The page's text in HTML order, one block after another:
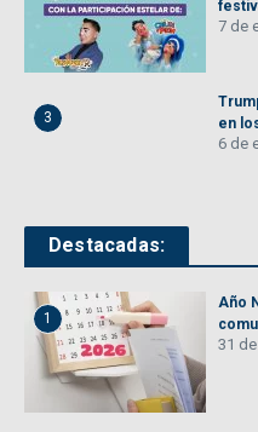
7 de
3
en
6 de
Destacadas:
1
Año
31